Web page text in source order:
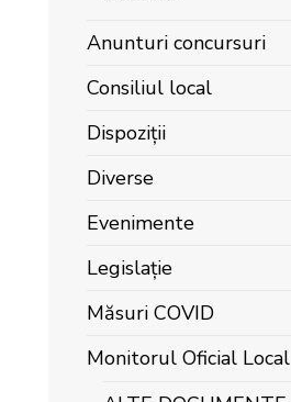
Anunturi concursuri
Consiliul local
Dispoziții
Diverse
Evenimente
Legislație
Măsuri COVID
Monitorul Oficial Local